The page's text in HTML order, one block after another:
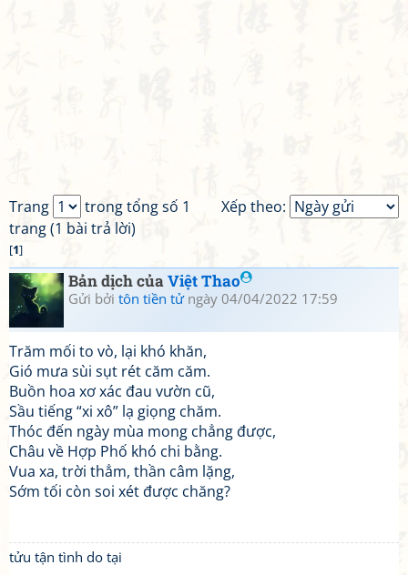
Xếp theo:
Trang
trong tổng số 1
trang (1 bài trả lời)
[1]
Bản dịch củaViệt Thao
Gửi bởi tôn tiền tửngày 04/04/2022 17:59
Trăm mối to vò, lại khó khăn,
Gió mưa sùi sụt rét căm căm.
Buồn hoa xơ xác đau vườn cũ,
Sầu tiếng “xi xô” lạ giọng chăm.
Thóc đến ngày mùa mong chẳng được,
Châu về Hợp Phố khó chi bằng.
Vua xa, trời thẳm, thần câm lặng,
Sớm tối còn soi xét được chăng?
tửu tận tình do tại